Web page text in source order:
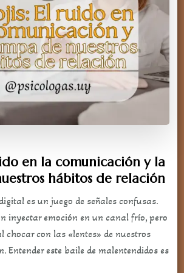
en la comunicación y la
hábitos de relación
es un juego de señales confusas.
inyectar emoción en un canal frío, pero
chocar con las «lentes» de nuestros
Entender este baile de malentendidos es